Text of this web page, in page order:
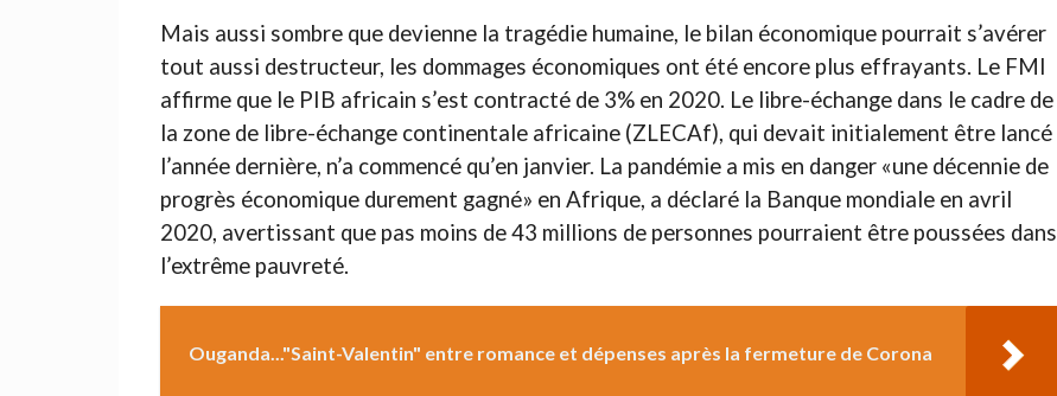
Mais aussi sombre que devienne la tragédie humaine, le bilan économique pourrait s’avérer
tout aussi destructeur, les dommages économiques ont été encore plus effrayants. Le FMI
affirme que le PIB africain s’est contracté de 3% en 2020. Le libre-échange dans le cadre de
la zone de libre-échange continentale africaine (ZLECAf), qui devait initialement être lancé
l’année dernière, n’a commencé qu’en janvier. La pandémie a mis en danger «une décennie de
progrès économique durement gagné» en Afrique, a déclaré la Banque mondiale en avril
2020, avertissant que pas moins de 43 millions de personnes pourraient être poussées dans
l’extrême pauvreté.
Ouganda..."Saint-Valentin" entre romance et dépenses après la fermeture de Corona